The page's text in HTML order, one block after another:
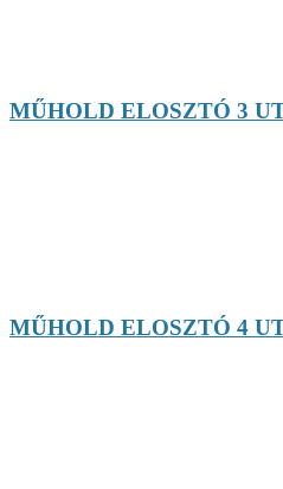
MŰHOLD ELOSZTÓ 3
MŰHOLD ELOSZTÓ 4